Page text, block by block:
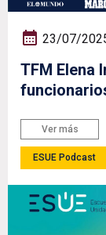
23/07/
TFM Elena
Ver más
ESUE Podcast